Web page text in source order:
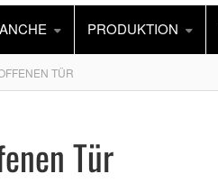
PRODUKTION
TÜR
Tür